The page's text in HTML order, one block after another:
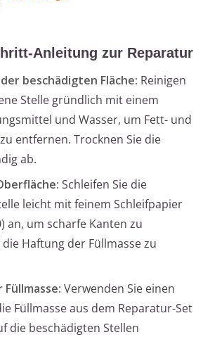
Anleitung zur Reparatur
beschädigten Fläche: Reinigen
Stelle gründlich mit einem
und Wasser, um Fett- und
entfernen. Trocknen Sie die
ab.
: Schleifen Sie die
leicht mit feinem Schleifpapier
an, um scharfe Kanten zu
Haftung der Füllmasse zu
: Verwenden Sie einen
Füllmasse aus dem Reparatur-Set
die beschädigten Stellen